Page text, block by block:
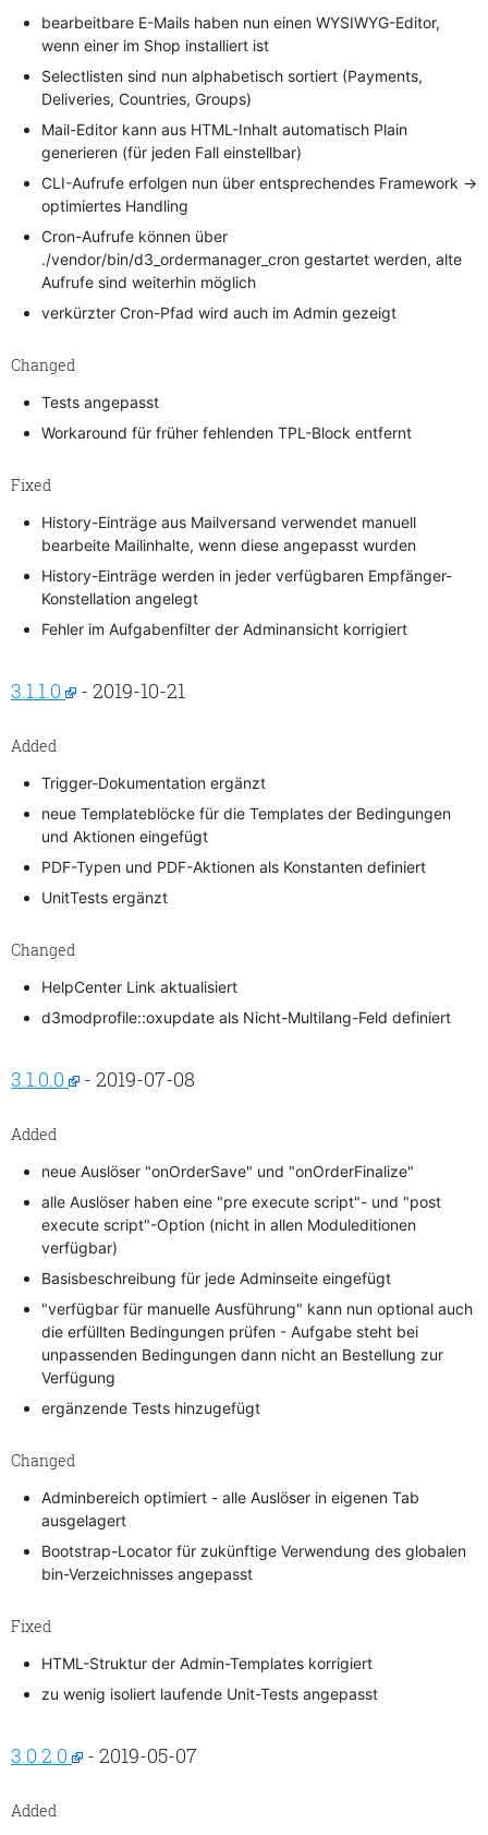
bearbeitbare E-Mails haben nun einen WYSIWYG-Editor,
wenn einer im Shop installiert ist
Selectlisten sind nun alphabetisch sortiert (Payments,
Deliveries, Countries, Groups)
Mail-Editor kann aus HTML-Inhalt automatisch Plain
generieren (für jeden Fall einstellbar)
CLI-Aufrufe erfolgen nun über entsprechendes Framework ->
optimiertes Handling
Cron-Aufrufe können über
./vendor/bin/d3_ordermanager_cron gestartet werden, alte
Aufrufe sind weiterhin möglich
verkürzter Cron-Pfad wird auch im Admin gezeigt
Changed
Tests angepasst
Workaround für früher fehlenden TPL-Block entfernt
Fixed
History-Einträge aus Mailversand verwendet manuell
bearbeite Mailinhalte, wenn diese angepasst wurden
History-Einträge werden in jeder verfügbaren Empfänger-
Konstellation angelegt
Fehler im Aufgabenfilter der Adminansicht korrigiert
3.1.1.0 - 2019-10-21
Added
Trigger-Dokumentation ergänzt
neue Templateblöcke für die Templates der Bedingungen
und Aktionen eingefügt
PDF-Typen und PDF-Aktionen als Konstanten definiert
UnitTests ergänzt
Changed
HelpCenter Link aktualisiert
d3modprofile::oxupdate als Nicht-Multilang-Feld definiert
3.1.0.0 - 2019-07-08
Added
neue Auslöser "onOrderSave" und "onOrderFinalize"
alle Auslöser haben eine "pre execute script"- und "post
execute script"-Option (nicht in allen Moduleditionen
verfügbar)
Basisbeschreibung für jede Adminseite eingefügt
"verfügbar für manuelle Ausführung" kann nun optional auch
die erfüllten Bedingungen prüfen - Aufgabe steht bei
unpassenden Bedingungen dann nicht an Bestellung zur
Verfügung
ergänzende Tests hinzugefügt
Changed
Adminbereich optimiert - alle Auslöser in eigenen Tab
ausgelagert
Bootstrap-Locator für zukünftige Verwendung des globalen
bin-Verzeichnisses angepasst
Fixed
HTML-Struktur der Admin-Templates korrigiert
zu wenig isoliert laufende Unit-Tests angepasst
3.0.2.0 - 2019-05-07
Added